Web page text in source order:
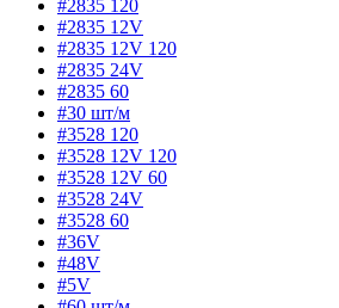
#2835 120
#2835 12V
#2835 12V 120
#2835 24V
#2835 60
#30 шт/м
#3528 120
#3528 12V 120
#3528 12V 60
#3528 24V
#3528 60
#36V
#48V
#5V